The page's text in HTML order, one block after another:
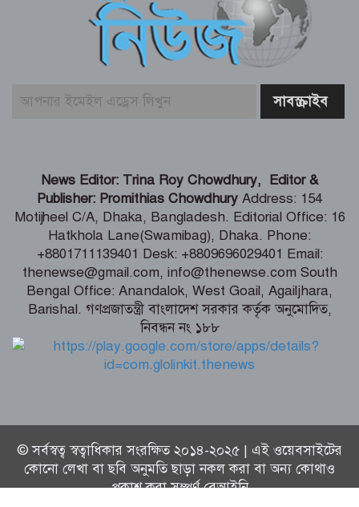
তনু হত্যা মামলায় সাবেক সেনাসদস্য
হাফিজুরের জামিন বাতিল, আত্মসমর্পণের
নির্দেশ
লিবিয়ায় মাফিয়ার নির্যাতনে মাদারীপুরের
পাইকগাছায় ছাত্র ও দরিদ্র মানুষের মাঝে
সাইকেল, সেলাই মেশিন ও ভ্যান বিতরণ
মার্কিন প্রশান্ত মহাসাগরীয় নৌবহর
কমান্ডারের বাংলাদেশ সফর শেষ
ভারতীয় হাইক‌মিশনা‌রের স‌ঙ্গে আইএবিডির
প্রতি‌নি‌ধিদ‌লের সাক্ষাৎ
News Editor: Trina Roy Chowdhury, Editor &
Publisher: Promithias Chowdhury Address: 154
Motijheel C/A, Dhaka, Bangladesh. Editorial Office: 16
Hatkhola Lane(Swamibag), Dhaka. Phone:
+8801711139401 Desk: +8809696029401 Email:
thenewse@gmail.com, info@thenewse.com South
Bengal Office: Anandalok, West Goail, Agailjhara,
Barishal. গণপ্রজাতন্ত্রী বাংলাদেশ সরকার কর্তৃক অনুমোদিত,
নিবন্ধন নং ১৮৮
© সর্বস্বত্ব স্বত্বাধিকার সংরক্ষিত ২০১৪-২০২৫ | এই ওয়েবসাইটের
কোনো লেখা বা ছবি অনুমতি ছাড়া নকল করা বা অন্য কোথাও
প্রকাশ করা সম্পূর্ণ বেআইনি